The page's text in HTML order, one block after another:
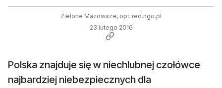
Zielone Mazowsze, opr. red.ngo.pl
23 lutego 2016
Polska znajduje się w niechlubnej czołówce
najbardziej niebezpiecznych dla